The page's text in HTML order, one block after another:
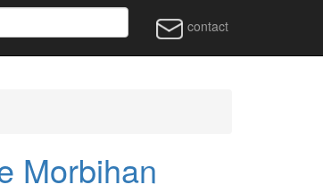
contact
Morbihan